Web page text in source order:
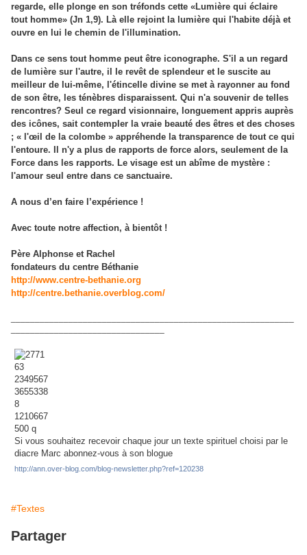
regarde, elle plonge en son tréfonds cette «Lumière qui éclaire
tout homme» (Jn 1,9). Là elle rejoint la lumière qui l'habite déjà et
ouvre en lui le chemin de l'illumination.
Dans ce sens tout homme peut être iconographe. S'il a un regard
de lumière sur l'autre, il le revêt de splendeur et le suscite au
meilleur de lui-même, l'étincelle divine se met à rayonner au fond
de son être, les ténèbres disparaissent. Qui n'a souvenir de telles
rencontres? Seul ce regard visionnaire, longuement appris auprès
des icônes, sait contempler la vraie beauté des êtres et des choses
; « l'œil de la colombe » appréhende la transparence de tout ce qui
l'entoure. Il n'y a plus de rapports de force alors, seulement de la
Force dans les rapports. Le visage est un abîme de mystère :
l'amour seul entre dans ce sanctuaire.
A nous d’en faire l’expérience !
Avec toute notre affection, à bientôt !
Père Alphonse et Rachel
fondateurs du centre Béthanie
http://www.centre-bethanie.org
http://centre.bethanie.overblog.com/
Si vous souhaitez recevoir chaque jour un texte spirituel choisi par le
diacre Marc abonnez-vous à son blogue
http://ann.over-blog.com/blog-newsletter.php?ref=120238
#Textes
Partager